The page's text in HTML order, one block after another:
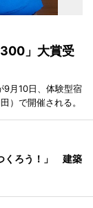
」大賞受
9月10日、体験型宿
）で開催される。
くろう！」 建築